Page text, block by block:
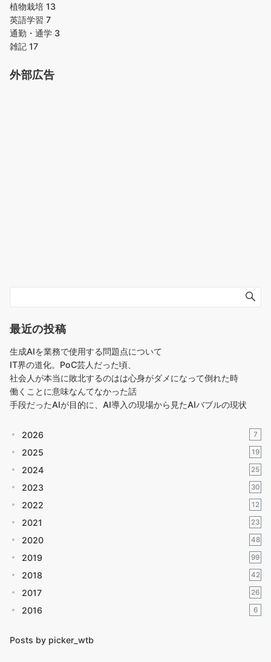
植物栽培 13
英語学習 7
通勤・通学 3
雑記 17
外部広告
最近の投稿
生成AIを業務で使用する問題点について
IT界の道化。PoC芸人だった頃、
社会人が本当に敗北するのはは心身がダメになって倒れた時
働くことに意味なんてなかった話
手段だったAIが目的に、AI導入の現場から見たAIバブルの現状
2026 7
2025 19
2024 25
2023 30
2022 12
2021 23
2020 48
2019 99
2018 42
2017 26
2016 6
Posts by picker_wtb